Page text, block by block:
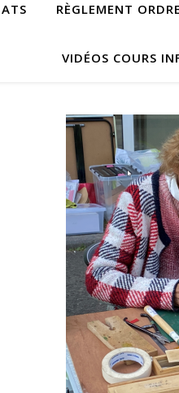
RÈGLEMENT
VIDÉOS COURS